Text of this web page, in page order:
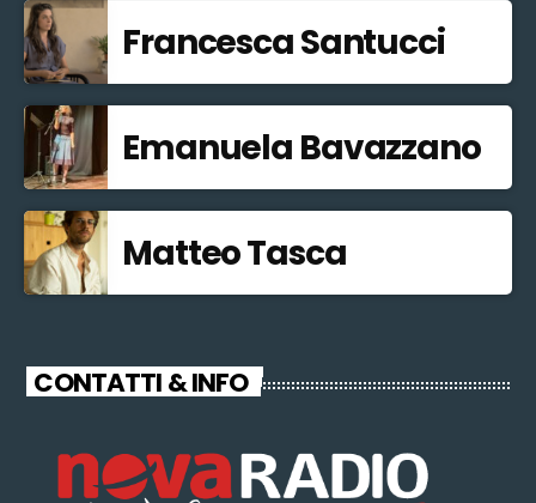
Francesca Santucci
Emanuela Bavazzano
Matteo Tasca
CONTATTI & INFO